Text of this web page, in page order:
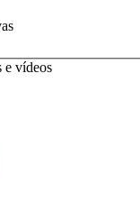
e vídeos